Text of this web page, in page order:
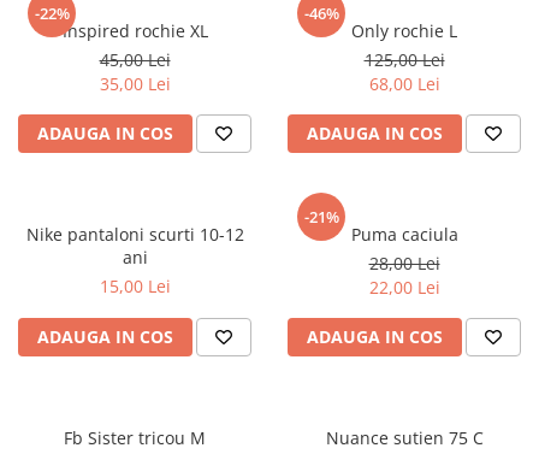
Rochii
Sacouri si Costume
Sport
-22%
Inspired rochie XL
45,00 Lei
35,00 Lei
ADAUGA IN COS
-46%
Only rochie L
125,00 Lei
68,00 Lei
ADAUGA IN COS
Nike pantaloni scurti 10-12
ani
15,00 Lei
ADAUGA IN COS
-21%
Puma caciula
28,00 Lei
22,00 Lei
ADAUGA IN COS
Fb Sister tricou M
Nuance sutien 75 C